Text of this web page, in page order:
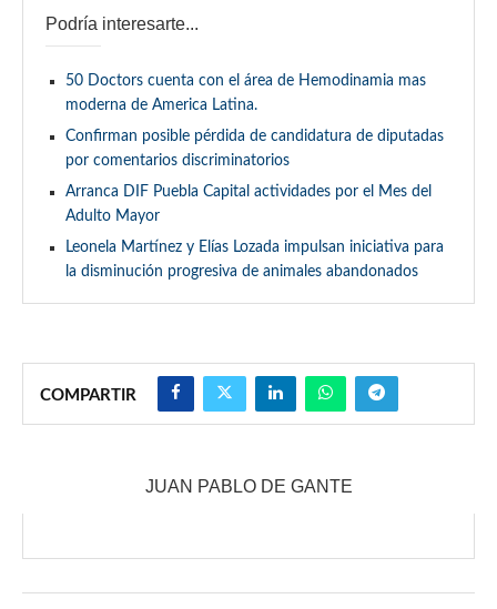
Podría interesarte...
50 Doctors cuenta con el área de Hemodinamia mas
moderna de America Latina.
Confirman posible pérdida de candidatura de diputadas
por comentarios discriminatorios
Arranca DIF Puebla Capital actividades por el Mes del
Adulto Mayor
Leonela Martínez y Elías Lozada impulsan iniciativa para
la disminución progresiva de animales abandonados
COMPARTIR
JUAN PABLO DE GANTE